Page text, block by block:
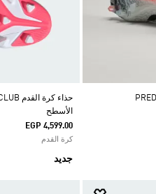
الأسطح
EGP 4,599.00
كرة القدم
جديد